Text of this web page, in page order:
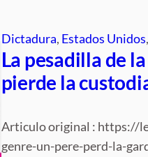
Dictadura, Estados Unidos,
La pesadilla de
pierde la
Articulo original : https://
genre-un-pere-perd-la-